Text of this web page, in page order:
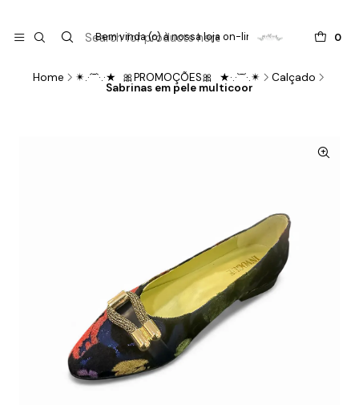
0
Bem vinda (o) à nossa loja on-line !
Home ✴.·´¯`·.·★ 🎀PROMOÇÕES🎀 ★·.·`¯´·.✴ Calçado
Sabrinas em pele multicoor